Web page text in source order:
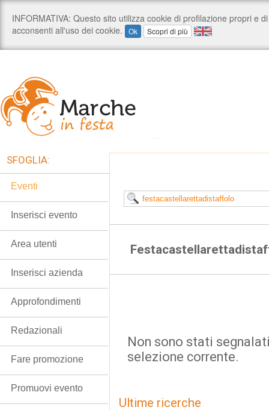
Non sono stati
selezione corrente.
Ultime ricerche
SFOGLIA:
Eventi
Inserisci evento
Area utenti
Inserisci azienda
Approfondimenti
Redazionali
Fare promozione
Promuovi evento